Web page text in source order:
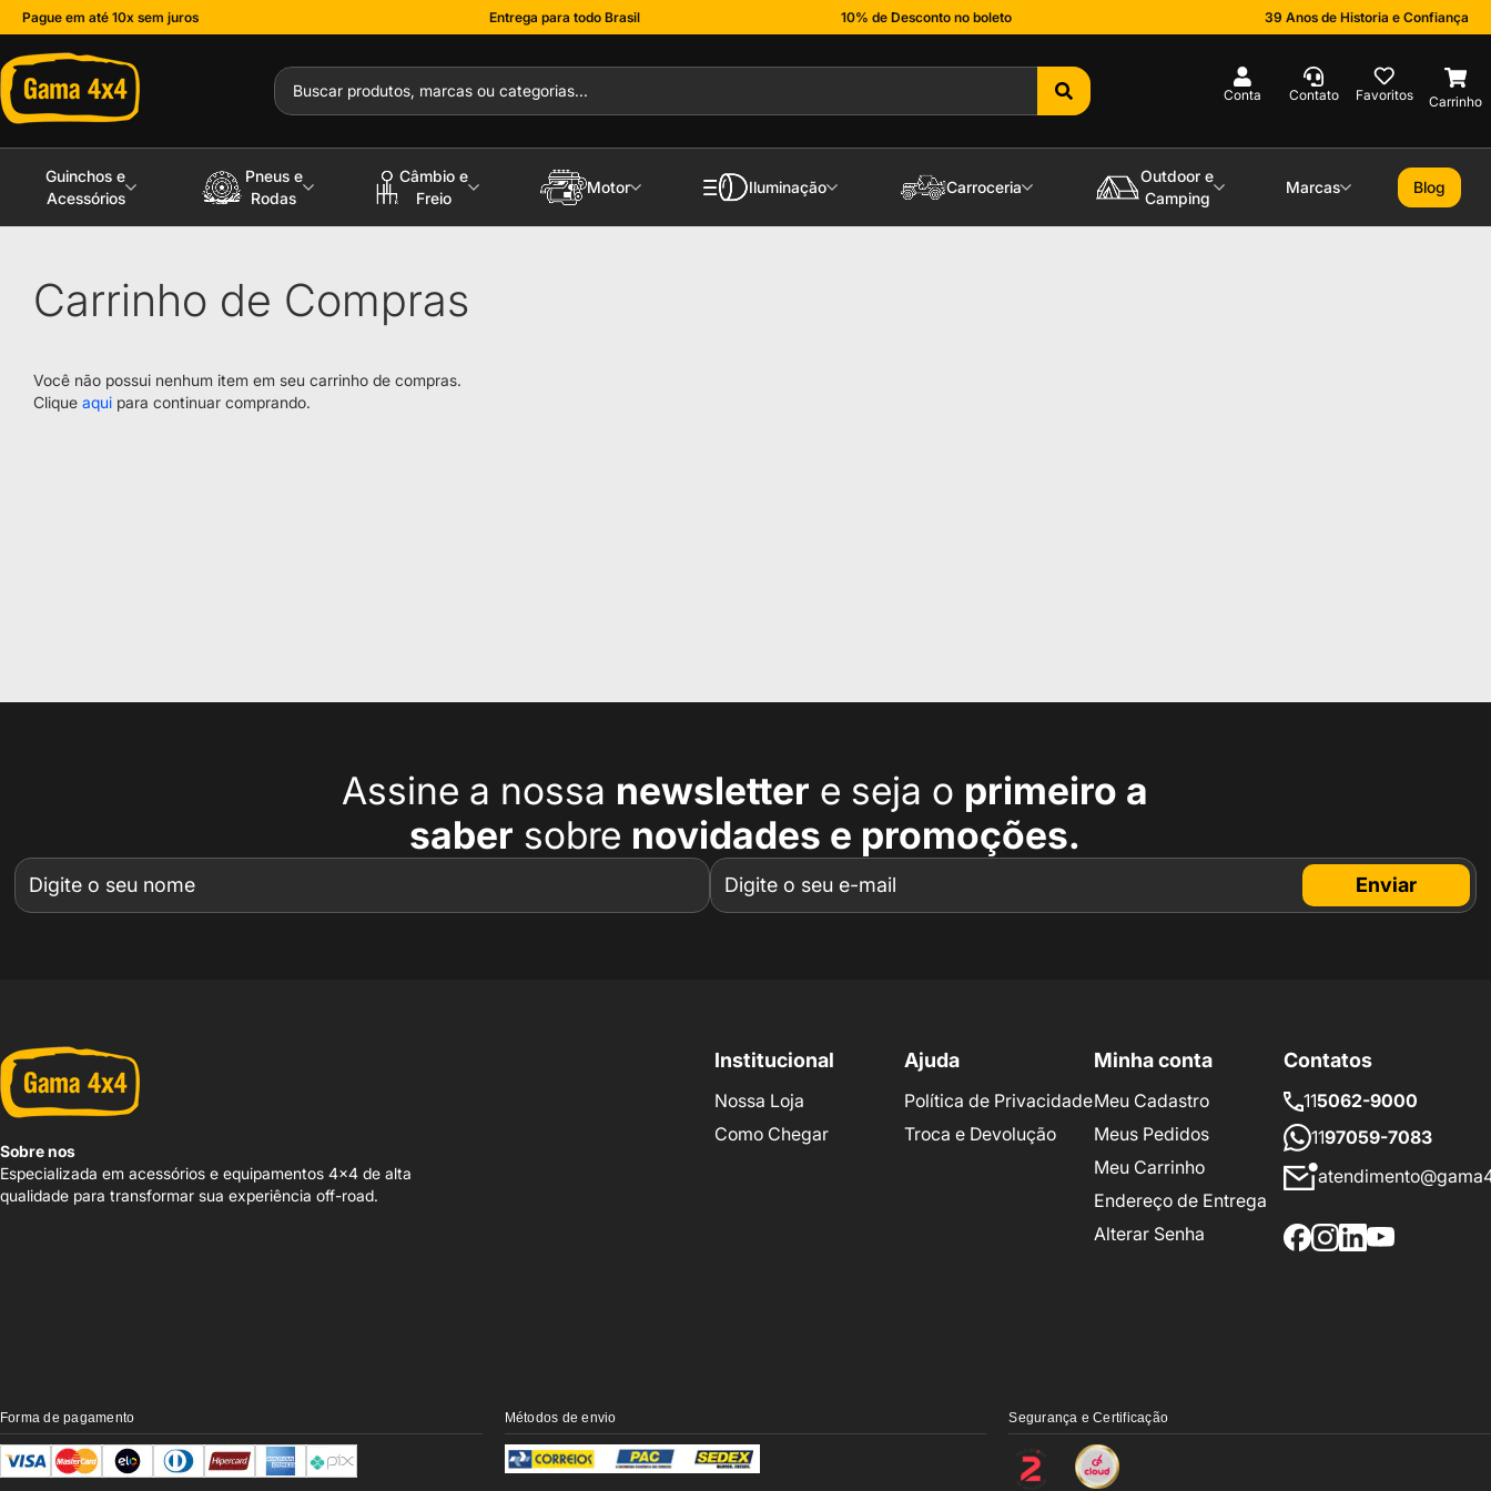
Pague em até 10x sem juros Entrega para todo Brasil 10% de Desconto no boleto
39 Anos de Historia e Confiança
Guinchos e
Acessórios
Pneus e
Rodas
Câmbio e
Freio
Motor Iluminação Carroceria
Outdoor e
Camping
Marcas Blog
Carrinho de Compras
Você não possui nenhum item em seu carrinho de compras.
Clique aqui para continuar comprando.
Assine a nossa newsletter e seja o primeiro a
saber sobre novidades e promoções.
Enviar
Sobre nos
Especializada em acessórios e equipamentos 4x4 de alta
qualidade para transformar sua experiência off-road.
Institucional
Nossa Loja
Como Chegar
Ajuda
Política de Privacidade
Troca e Devolução
Minha conta
Meu Cadastro
Meus Pedidos
Meu Carrinho
Endereço de Entrega
Alterar Senha
Contatos
115062-9000
1197059-7083
Forma de pagamento Métodos de envio Segurança e Certificação